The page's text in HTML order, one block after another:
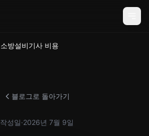
소방설비기사 비용
블로그로 돌아가기
작성일·2026년 7월 9일